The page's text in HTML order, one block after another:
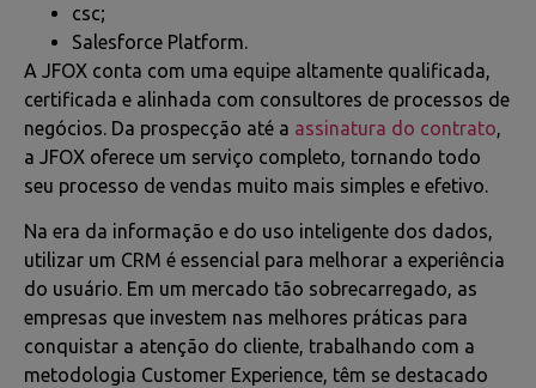
csc;
Salesforce Platform.
A JFOX conta com uma equipe altamente qualificada,
certificada e alinhada com consultores de processos de
negócios. Da prospecção até a assinatura do contrato,
a JFOX oferece um serviço completo, tornando todo
seu processo de vendas muito mais simples e efetivo.
Na era da informação e do uso inteligente dos dados,
utilizar um CRM é essencial para melhorar a experiência
do usuário. Em um mercado tão sobrecarregado, as
empresas que investem nas melhores práticas para
conquistar a atenção do cliente, trabalhando com a
metodologia Customer Experience, têm se destacado